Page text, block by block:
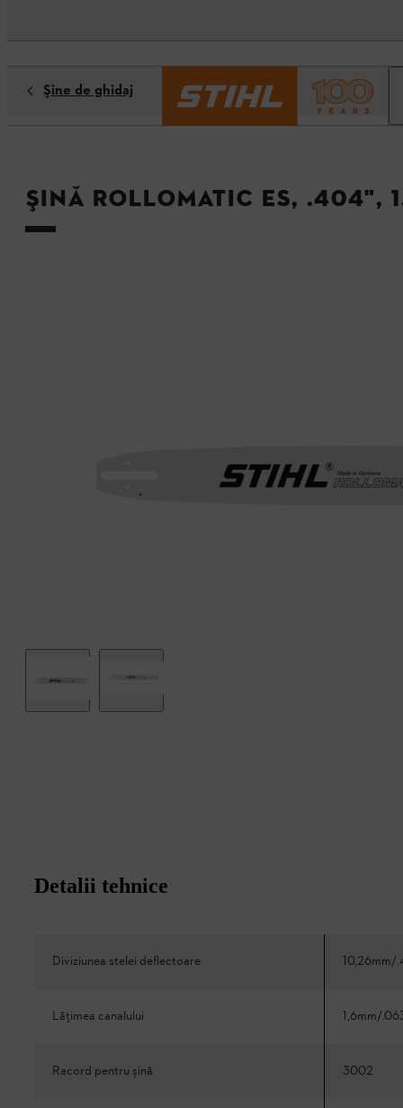
Şine de ghidaj
Şină Rollomatic ES, .404",
Detalii tehnice
Diviziunea stelei deflectoare 10,26mm/
Lățimea canalului 1,6mm/
Racord pentru șină 3002